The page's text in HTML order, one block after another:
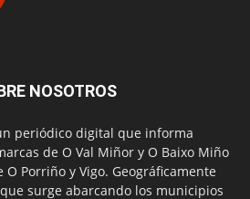
NOSOTROS
periódico digital que informa
de O Val Miñor y O Baixo Miño
O Porriño y Vigo. Geográficamente
surge abarcando los municipios